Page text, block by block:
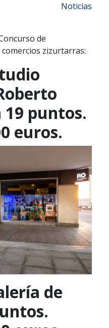
Noticias
de
comercios zizurtarras:
19 puntos.
euros.
de